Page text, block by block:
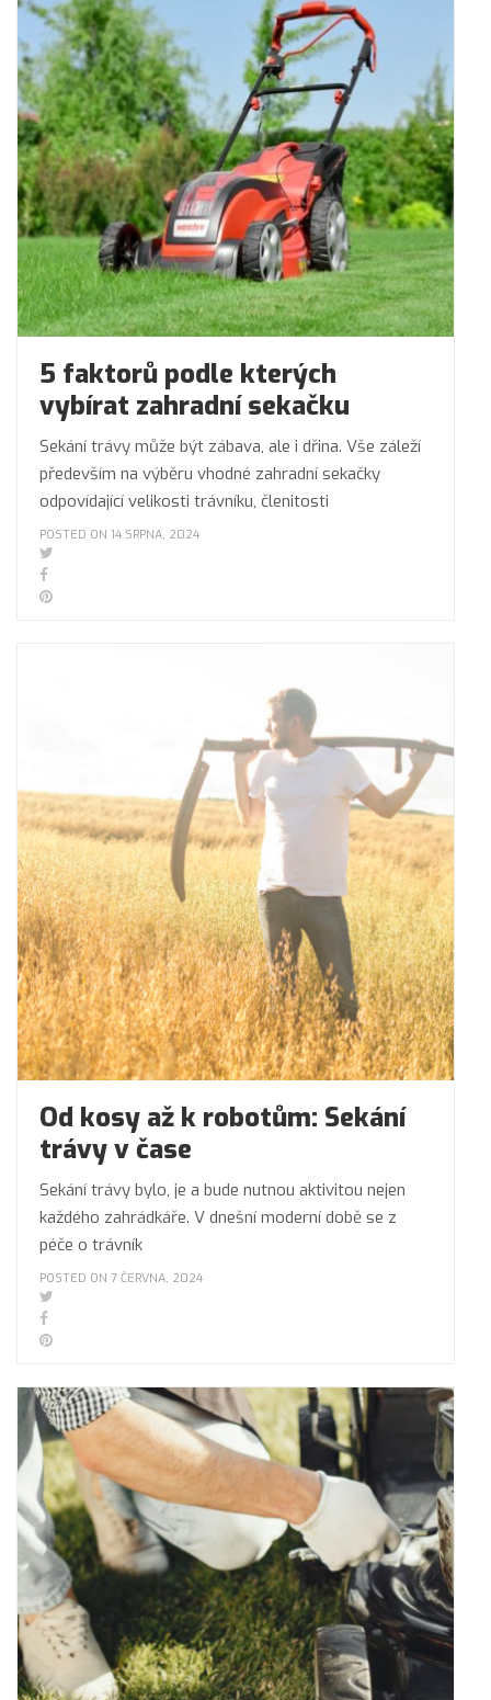
5 faktorů podle kterých
vybírat zahradní sekačku
Sekání trávy může být zábava, ale i dřina. Vše záleží
především na výběru vhodné zahradní sekačky
odpovídající velikosti trávníku, členitosti
POSTED ON 14 SRPNA, 2024
Od kosy až k robotům: Sekání
trávy v čase
Sekání trávy bylo, je a bude nutnou aktivitou nejen
každého zahrádkáře. V dnešní moderní době se z
péče o trávník
POSTED ON 7 ČERVNA, 2024